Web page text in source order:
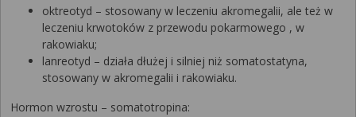
oktreotyd – stosowany w leczeniu akromegalii, ale też w
leczeniu krwotoków z przewodu pokarmowego , w
rakowiaku;
lanreotyd – działa dłużej i silniej niż somatostatyna,
stosowany w akromegalii i rakowiaku.
Hormon wzrostu – somatotropina: